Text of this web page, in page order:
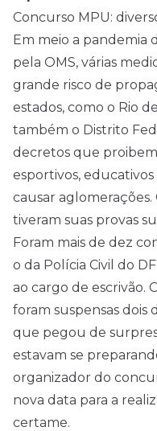
Concurso MPU:
Em meio a pandemia
pela OMS, várias
grande risco de
estados, como o Rio
também o Distrito
decretos que
esportivos,
causar aglomerações.
tiveram suas provas
Foram mais de dez
o da Polícia Civil do
ao cargo de escrivão.
foram suspensas dois
que pegou de
estavam se
organizador do
nova data para a
certame.